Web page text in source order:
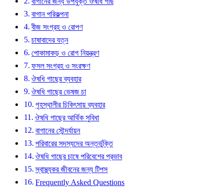
বাগান পরিকল্পনা
বীজ সংগ্রহ ও রোপণ
চাষাবাদের যত্ন
পোকামাকড় ও রোগ নিয়ন্ত্রণ
ফসল সংগ্রহ ও সংরক্ষণ
ঔষধি গাছের ব্যবহার
ঔষধি গাছের ভেষজ চা
গৃহস্থালীর চিকিৎসায় ব্যবহার
ঔষধি গাছের আর্থিক সুবিধা
বাগানের সৌন্দর্যায়ন
পরিবারের সদস্যদের অন্তর্ভুক্তি
ঔষধি গাছের চাষে পরিবেশের প্রভাব
স্বাস্থ্যকর জীবনের জন্য টিপস
Frequently Asked Questions